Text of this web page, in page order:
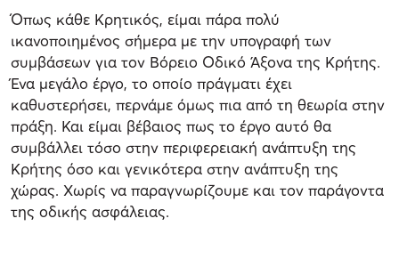
Όπως κάθε Κρητικός, είμαι πάρα πολύ
ικανοποιημένος σήμερα με την υπογραφή των
συμβάσεων για τον Βόρειο Οδικό Άξονα της Κρήτης.
Ένα μεγάλο έργο, το οποίο πράγματι έχει
καθυστερήσει, περνάμε όμως πια από τη θεωρία στην
πράξη. Και είμαι βέβαιος πως το έργο αυτό θα
συμβάλλει τόσο στην περιφερειακή ανάπτυξη της
Κρήτης όσο και γενικότερα στην ανάπτυξη της
χώρας. Χωρίς να παραγνωρίζουμε και τον παράγοντα
της οδικής ασφάλειας.